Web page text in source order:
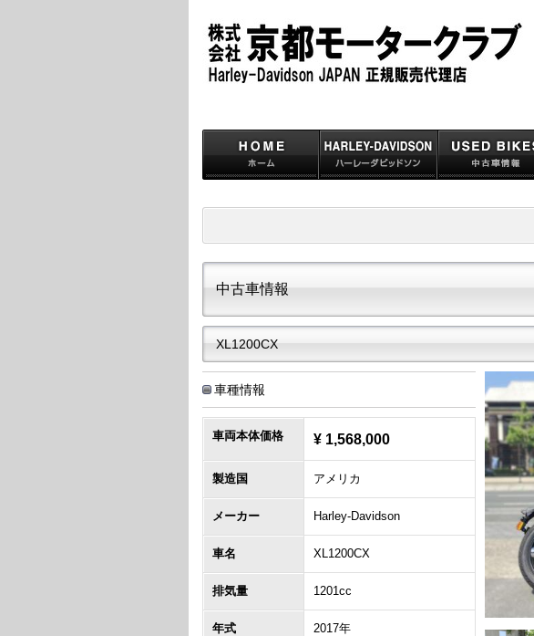
中古車情報
XL1200CX
車種情報
車両本体価格 ¥ 1,568,000
製造国 アメリカ
メーカー Harley-Davidson
車名 XL1200CX
排気量 1201cc
年式 2017年